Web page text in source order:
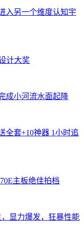
入另一个维度认知宇
计大奖
成小河流水面起降
全套+10神器 1小时追
主板绝佳拍档
显力爆发，狂暴性能